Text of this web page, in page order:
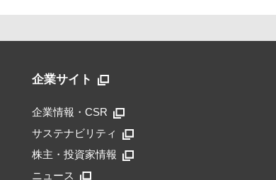
企業サイト
企業情報・CSR
サステナビリティ
株主・投資家情報
ニュース